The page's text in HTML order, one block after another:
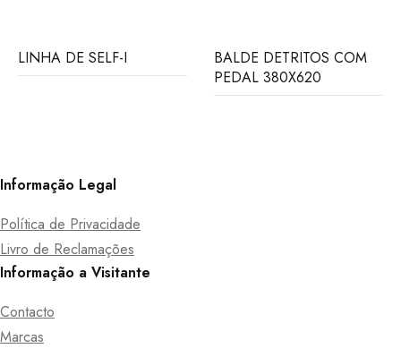
LINHA DE SELF-I
BALDE DETRITOS COM
PEDAL 380X620
Informação Legal
Política de Privacidade
Livro de Reclamações
Informação a Visitante
Contacto
Marcas